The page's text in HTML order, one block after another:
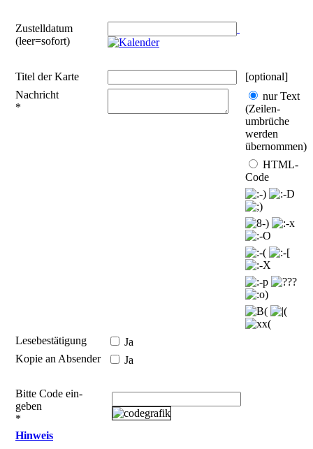
Zustelldatum
(leer=sofort)
Titel der Karte
[optional]
Nachricht
*
nur Text
(Zeilen­
umbrüche
werden
übernommen)
HTML-
Code
Lesebestätigung
Ja
Kopie an Absender
Ja
Bitte Code ein­
geben
*
Hinweis